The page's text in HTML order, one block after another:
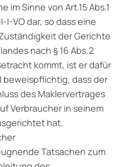
im Sinne von Art.15 Abs.1
I-VO dar, so dass eine
der Gerichte
nach § 16 Abs.2
kommt, ist er dafür
dass der
des Maklervertrages
Verbraucher in seinem
hat.
Tatsachen zum